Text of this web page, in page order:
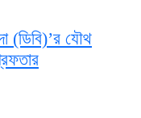
(ডিবি)’র যৌথ